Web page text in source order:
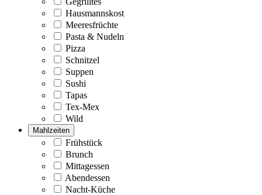
Hausmannskost
Meeresfrüchte
Pasta & Nudeln
Pizza
Schnitzel
Suppen
Sushi
Tapas
Tex-Mex
Wild
Mahlzeiten
Frühstück
Brunch
Mittagessen
Abendessen
Nacht-Küche